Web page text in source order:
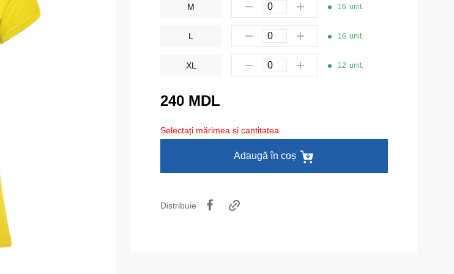
Tricouri pentru copii
Îmbrăcăminte de unică folosință
Lenjerie termică
Îmbrăcăminte specială
Căciule
Eșarfe buff-uri
HoReCa și Medicină
M 16 unit.
L 16 unit.
XL 12 unit.
240 MDL
Selectați mărimea si cantitatea
Adaugă în coș
Distribuie